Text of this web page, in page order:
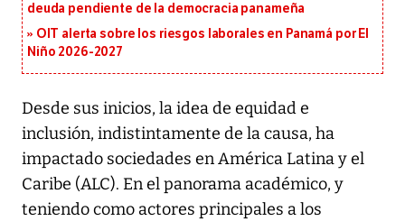
deuda pendiente de la democracia panameña
OIT alerta sobre los riesgos laborales en Panamá por El
Niño 2026-2027
Desde sus inicios, la idea de equidad e
inclusión, indistintamente de la causa, ha
impactado sociedades en América Latina y el
Caribe (ALC). En el panorama académico, y
teniendo como actores principales a los